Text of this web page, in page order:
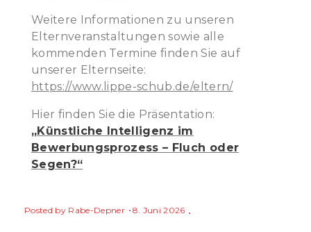
Weitere Informationen zu unseren
Elternveranstaltungen sowie alle
kommenden Termine finden Sie auf
unserer Elternseite:
https://www.lippe-schub.de/eltern/
Hier finden Sie die Präsentation:
„Künstliche Intelligenz im
Bewerbungsprozess – Fluch oder
Segen?“
Posted by Rabe-Depner 8. Juni 2026